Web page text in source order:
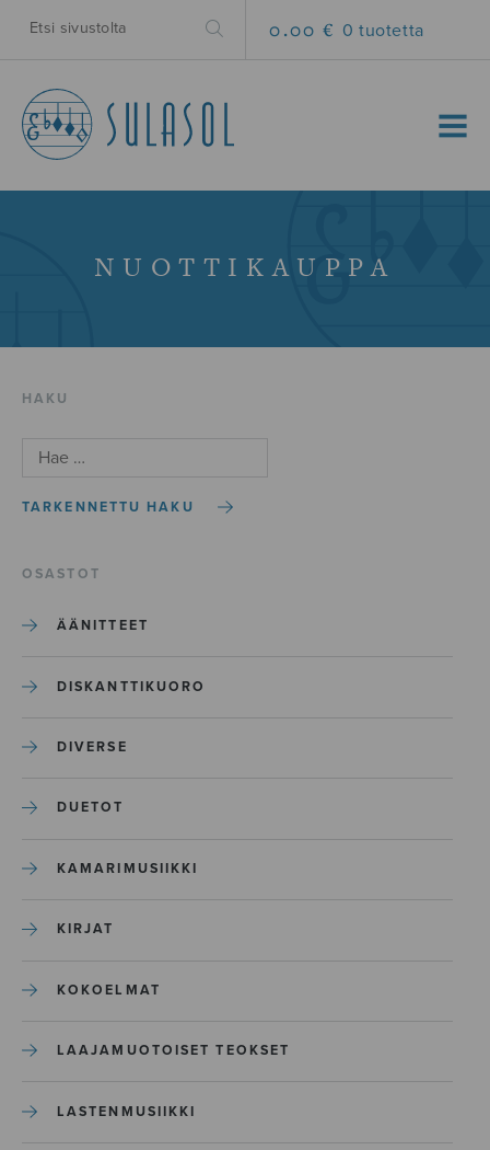
0.00 € 0 tuotetta
MENU
NUOTTIKAUPPA
HAKU
TARKENNETTU HAKU
OSASTOT
ÄÄNITTEET
DISKANTTIKUORO
DIVERSE
DUETOT
KAMARIMUSIIKKI
KIRJAT
KOKOELMAT
LAAJAMUOTOISET TEOKSET
LASTENMUSIIKKI